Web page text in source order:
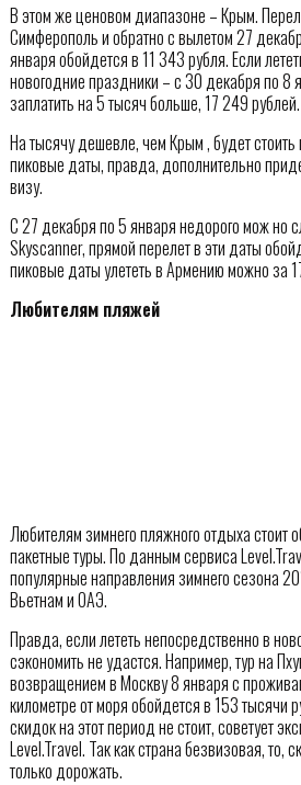
В этом же ценовом диапазоне – Крым.
Симферополь и обратно с вылетом 27
января обойдется в 11 343 рубля. Если
новогодние праздники – с 30 декабря по 8
заплатить на 5 тысяч больше, 17 249 рублей.
На тысячу дешевле, чем Крым , будет
пиковые даты, правда, дополнительно
визу.
С 27 декабря по 5 января недорого мож но
Skyscanner, прямой перелет в эти даты
пиковые даты улететь в Армению можно за
Любителям пляжей
Любителям зимнего пляжного отдыха стоит
пакетные туры. По данным сервиса
популярные направления зимнего сезона
Вьетнам и ОАЭ.
Правда, если лететь непосредственно в
сэкономить не удастся. Например, тур на
возвращением в Москву 8 января с
километре от моря обойдется в 153 тысячи
скидок на этот период не стоит, советует
Level.Travel. Так как страна безвизовая, то,
только дорожать.